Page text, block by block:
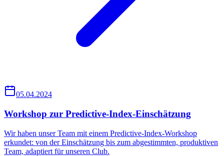
05.04.2024
Workshop zur Predictive-Index-Einschätzung
Wir haben unser Team mit einem Predictive-Index-Workshop
erkundet: von der Einschätzung bis zum abgestimmten, produktiven
Team, adaptiert für unseren Club.